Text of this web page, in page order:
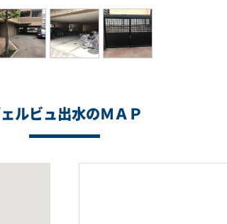
ルビュ出水のＭＡＰ